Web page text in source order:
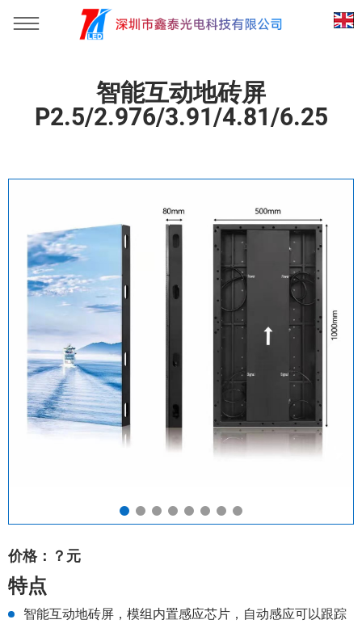
智能互动地砖屏
P2.5/2.976/3.91/4.81/6.25
价格：？元
特点
智能互动地砖屏，模组内置感应芯片，自动感应可以跟踪